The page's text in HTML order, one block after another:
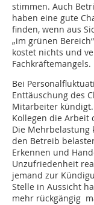
stimmen. Auch
haben eine gute
finden, wenn aus
„im grünen
kostet nichts und
Fachkräftemangels.
Bei
Enttäuschung des
Mitarbeiter
Kollegen die Arbeit
Die Mehrbelastung
den Betreib
Erkennen und
Unzufriedenheit
jemand zur
Stelle in Aussicht
mehr rückgängig